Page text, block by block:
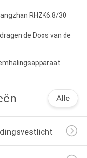
RHZK6.8/30
de Doos van de
Alle